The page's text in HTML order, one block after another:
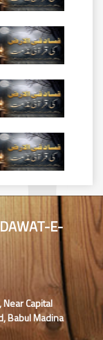
E-
Capital
Babul Madina